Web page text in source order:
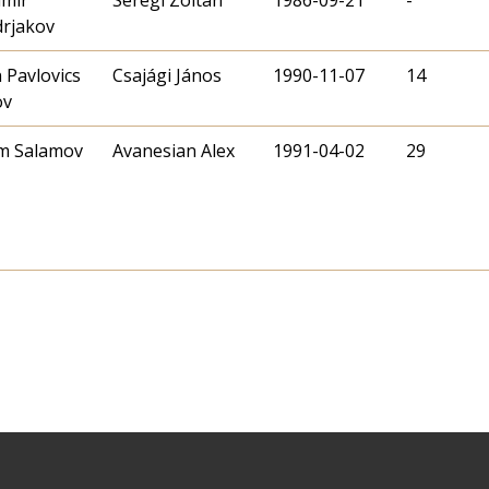
Csajági János 1990-11-07 14
Salamov Avanesian Alex 1991-04-02 29